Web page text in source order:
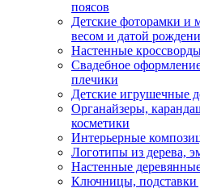
поясов
Детские фоторамки и
весом и датой
Настенные
Свадебное
плечики
Детские игрушечные
Органайзеры,
косметики
Интерьерные
Логотипы из дерева,
Настенные
Ключницы, подставки